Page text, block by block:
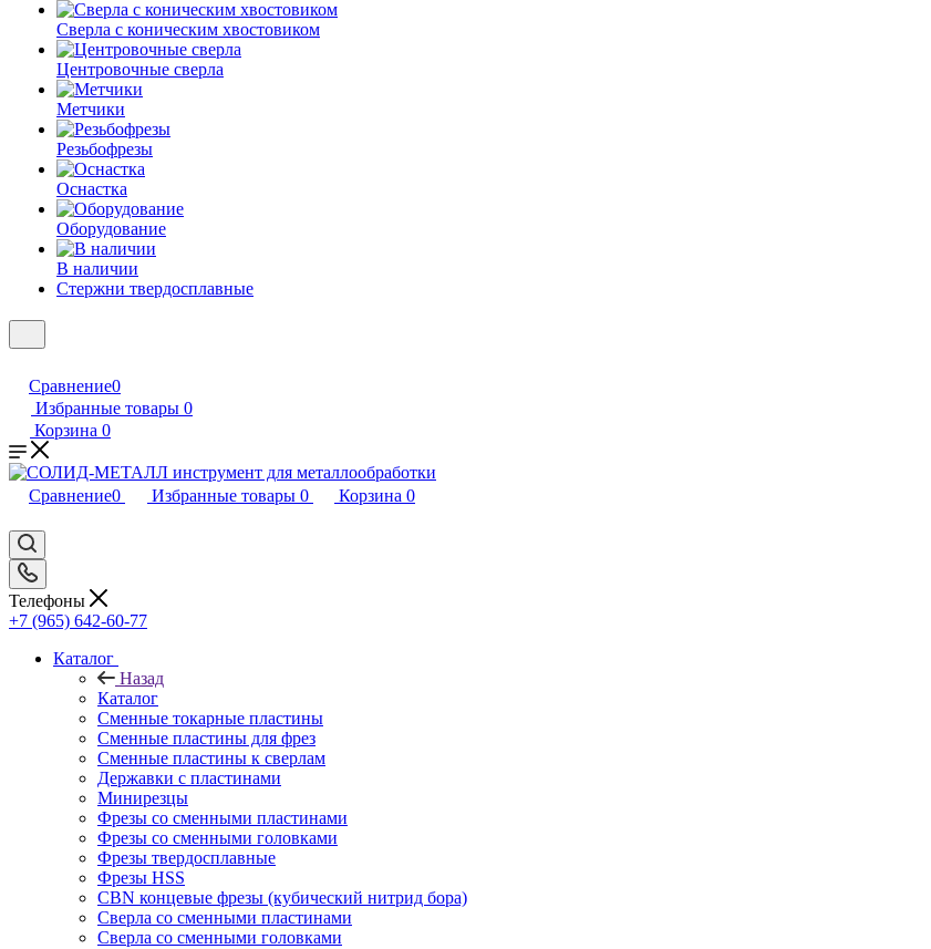
Сверла с коническим хвостовиком
Центровочные сверла
Метчики
Резьбофрезы
Оснастка
Оборудование
В наличии
Стержни твердосплавные
Сравнение0
Избранные товары 0
Корзина 0
Сравнение0 Избранные товары 0 Корзина 0
Телефоны
+7 (965) 642-60-77
Каталог
Назад
Каталог
Сменные токарные пластины
Сменные пластины для фрез
Сменные пластины к сверлам
Державки с пластинами
Минирезцы
Фрезы со сменными пластинами
Фрезы со сменными головками
Фрезы твердосплавные
Фрезы HSS
CBN концевые фрезы (кубический нитрид бора)
Сверла со сменными пластинами
Сверла со сменными головками